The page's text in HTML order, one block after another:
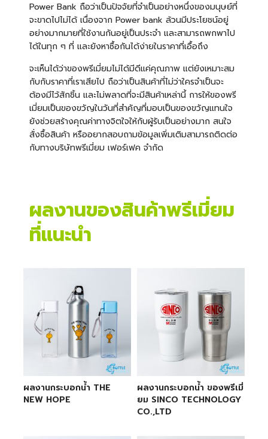
Power Bank ถือว่าเป็นปัจจัยที่จำเป็นอย่างหนึ่งของมนุษย์ที่
จะขาดไปไม่ได้ เนื่องจาก Power bank ล้วนมีประโยชน์อยู่
อย่างมากมายที่ใช้งานกันอยู่เป็นประจำ และสามารถพกพาไป
ได้ในทุก ๆ ที่ และยังหาซื้อกันได้ง่ายในราคาที่เอื้อถึง
จะเห็นได้ว่าของพรีเมี่ยมไม่ได้มีดีแค่คุณภาพ แต่ยังเหมาะสม
กับกับราคาที่เราเสียไป ถือว่าเป็นสินค้าที่ไม่ว่าใครจำเป็นจะ
ต้องมีไว้สักชิ้น และไม่พลาดที่จะมีสินค้าเหล่านี้ การให้ของพรี
เมี่ยมเป็นของขวัญในวันที่สำคัญที่มอบเป็นของขวัญแทนใจ
ยังช่วยสร้างคุณค่าทางจิตใจให้กับผู้รับเป็นอย่างมาก สนใจ
สั่งซื้อสินค้า หรืออยากสอบถามข้อมูลเพิ่มเติมสามารถติดต่อ
กับทางบริษัทพรีเมี่ยม เฟอร์เฟค จำกัด
ผลงานของสินค้าพรีเมี่ยม
ที่แนะนำ
ผลงานกระบอกน้ำ THE
NEW HOPE
ผลงานกระบอกน้ำ ของพรีเมี่
ยม SINCO TECHNOLOGY
CO.,LTD